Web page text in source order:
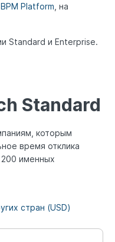
Platform , на
Standard и Enterprise.
Standard
которым
время отклика
именных
стран (USD)